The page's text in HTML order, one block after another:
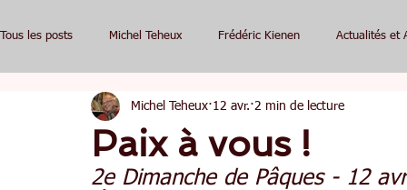
Tous les posts Michel Teheux Frédéric Kienen Actualités et
Paix à vous !
Michel Teheux 12 avr. 2 min de lecture
2e Dimanche de Pâques - 12